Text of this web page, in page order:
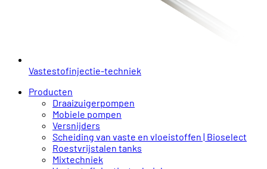
Vastestofinjectie-techniek
Producten
Draaizuigerpompen
Mobiele pompen
Versnijders
Scheiding van vaste en vloeistoffen | Bioselect
Roestvrijstalen tanks
Mixtechniek